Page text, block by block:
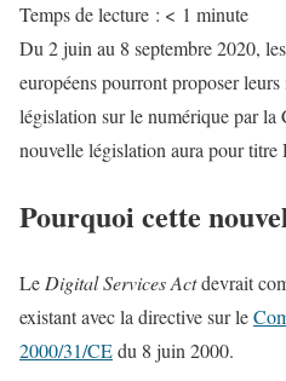
Temps de lecture : < 1 minute
Du 2 juin au 8 septembre 2020,
européens pourront proposer
législation sur le numérique par la
nouvelle législation aura pour
Pourquoi cette
Le Digital Services Actdevrait
existant avec la directive sur le
2000/31/CEdu 8 juin 2000.